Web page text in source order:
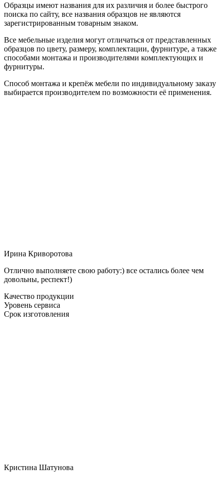
Образцы имеют названия для их различия и более быстрого
поиска по сайту, все названия образцов не являются
зарегистрированным товарным знаком.
Все мебельные изделия могут отличаться от представленных
образцов по цвету, размеру, комплектации, фурнитуре, а также
способами монтажа и производителями комплектующих и
фурнитуры.
Способ монтажа и крепёж мебели по индивидуальному заказу
выбирается производителем по возможности её применения.
Ирина Криворотова
Отлично выполняете свою работу:) все остались более чем
довольны, респект!)
Качество продукции
Уровень сервиса
Срок изготовления
Кристина Шатунова